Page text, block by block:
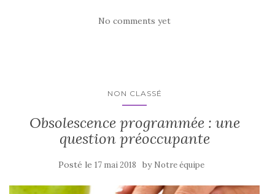
No comments yet
NON CLASSÉ
Obsolescence programmée : une
question préoccupante
Posté le 17 mai 2018 by Notre équipe